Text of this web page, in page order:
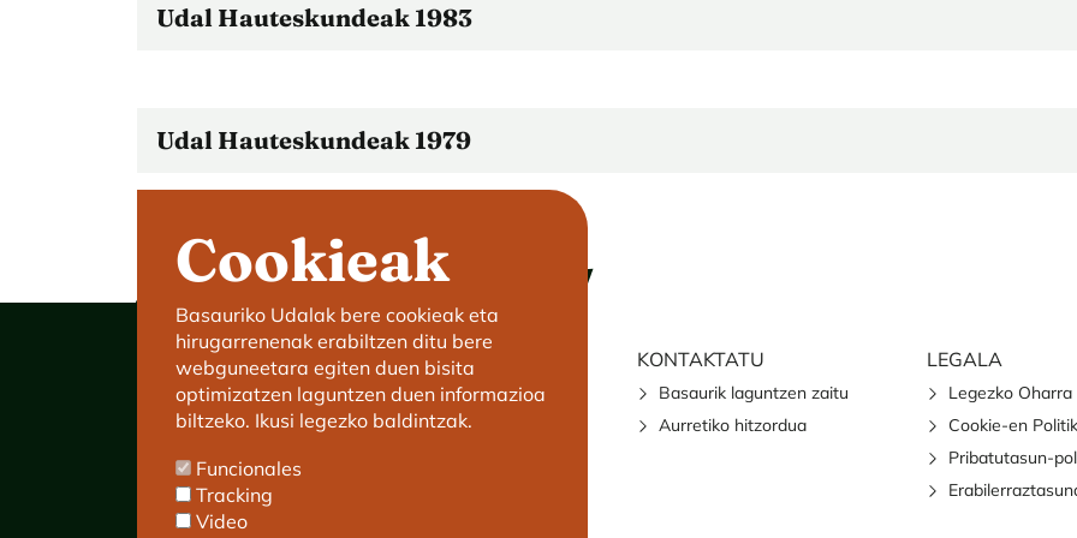
Udal Hauteskundeak 1983
Udal Hauteskundeak 1979
Cookieak
Basauriko Udalak bere cookieak eta
hirugarrenenak erabiltzen ditu bere
webguneetara egiten duen bisita
optimizatzen laguntzen duen informazioa
biltzeko. Ikusi legezko baldintzak.
Funcionales
Tracking
Video
C/ Kareaga Goikoa 52.
P.K.:48970 Basauri.
Tlfn.: 94 466 63 00
KONTAKTATU
Basaurik laguntzen zaitu
Aurretiko hitzordua
LEGALA
Legezko Oharra
Cookie-en
Pribatutasun-